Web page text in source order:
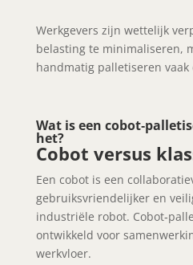
Werkgevers zijn wettelijk
belasting te minimaliseren,
handmatig palletiseren vaak
Wat is een
het?
Cobot versus
Een cobot is een
gebruiksvriendelijker en
industriële robot.
ontwikkeld voor
werkvloer.